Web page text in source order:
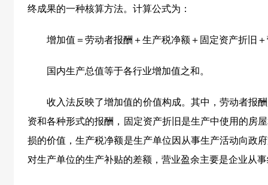
终成果的一种核算方法。计算公式为：
增加值＝劳动者报酬＋生产税净额＋固定资产折旧
国内生产总值等于各行业增加值之和。
收入法反映了增加值的价值构成。其中，劳动者报
资和各种形式的报酬，固定资产折旧是生产中使用的房
损的价值，生产税净额是生产单位因从事生产活动向政
对生产单位的生产补贴的差额，营业盈余主要是企业从